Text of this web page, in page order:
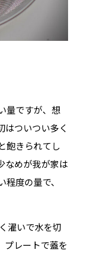
量ですが、想
はついつい多く
飽きられてし
なめが我が家は
度の量で、
濯いで水を切
プレートで蓋を